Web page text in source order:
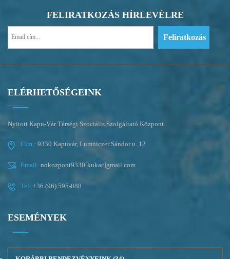
FELIRATKOZÁS HÍRLEVÉLRE
ELÉRHETŐSÉGEINK
Nyitott Kapu-Vár Térségi Szociális Szolgáltató Központ.
Cím,: 9330 Kapuvár, Lumniczer Sándor u. 12
Email: nokozpont9330[kukac]gmail.com
Tel: +36 (96) 595-088
ESEMÉNYEK